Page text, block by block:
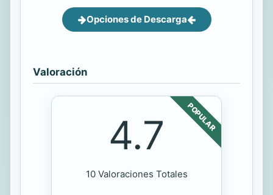
Opciones de Descarga
Valoración
POPULAR
4.7
10 Valoraciones Totales